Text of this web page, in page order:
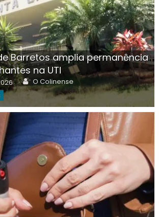
Barretos amplia permanência
na UTI
Author
O Colinense